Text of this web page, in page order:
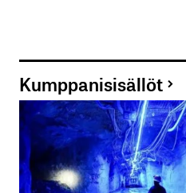
Kumppanisisällöt